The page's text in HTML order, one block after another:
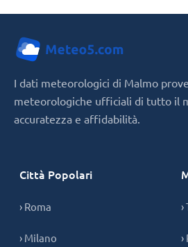
I dati meteorologici di Malmo
meteorologiche ufficiali di tutto il
accuratezza e affidabilità.
Città Popolari
› Roma
› Milano